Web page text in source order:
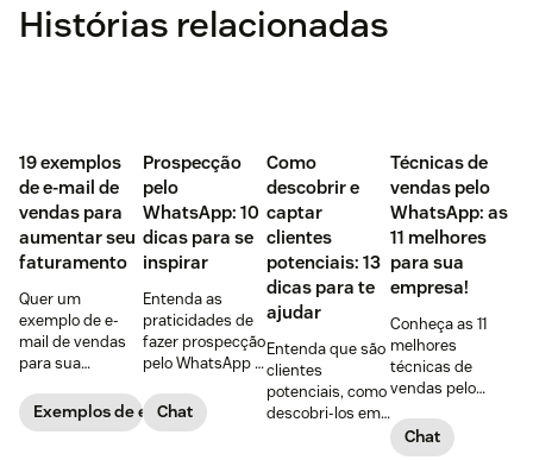
Histórias relacionadas
‌19 exemplos
de e-mail de
vendas para
aumentar seu
faturamento
Quer um
exemplo de e-
mail de vendas
para sua
Confira 19
opções, incluindo
Exemplos de e-mails de vendas
Prospecção
pelo
WhatsApp: 10
dicas para se
inspirar
Entenda as
praticidades de
fazer prospecção
pelo WhatsApp +
PRÁTICAS para
começar agora
Chat
Como
descobrir e
captar
clientes
potenciais: 13
dicas para te
ajudar
Entenda que são
clientes
potenciais, como
descobri-los em
Técnicas de
vendas pelo
WhatsApp: as
11 melhores
para sua
empresa!
Conheça as 11
melhores
técnicas de
vendas pelo
vantagens de
usar a
Chat